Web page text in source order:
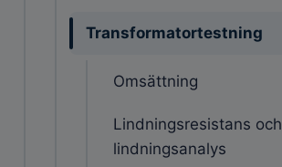
Transformatortestning
Omsättning
Lindningsresistans och
lindningsanalys